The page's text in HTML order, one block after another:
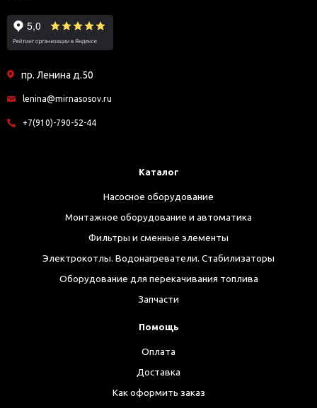
пр. Ленина д.50
lenina@mirnasosov.ru
+7(910)-790-52-44
Каталог
Насосное оборудование
Монтажное оборудование и автоматика
Фильтры и сменные элементы
Электрокотлы. Водонагреватели. Стабилизаторы
Оборудование для перекачивания топлива
Запчасти
Помощь
Оплата
Доставка
Как оформить заказ